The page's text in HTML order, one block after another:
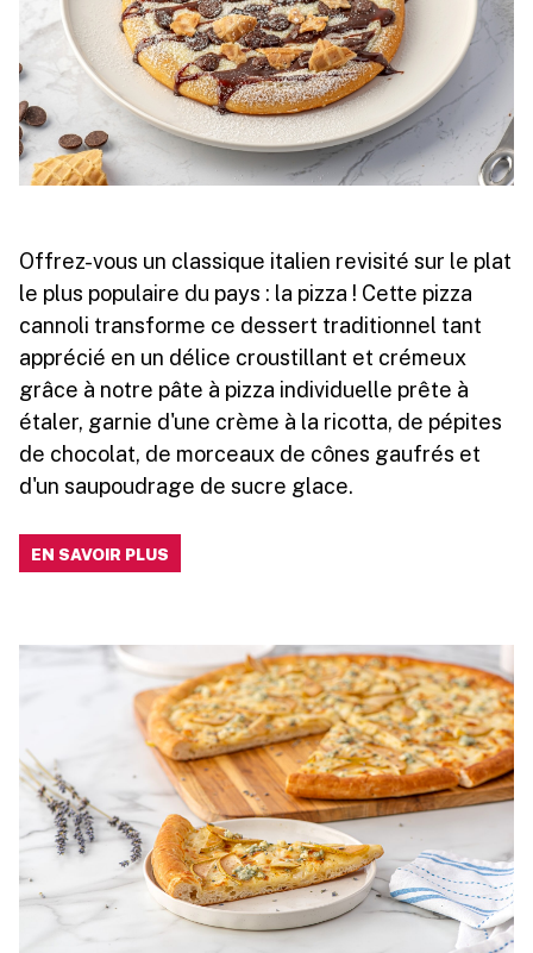
Offrez-vous un classique italien revisité sur le plat
le plus populaire du pays : la pizza ! Cette pizza
cannoli transforme ce dessert traditionnel tant
apprécié en un délice croustillant et crémeux
grâce à notre pâte à pizza individuelle prête à
étaler, garnie d'une crème à la ricotta, de pépites
de chocolat, de morceaux de cônes gaufrés et
d'un saupoudrage de sucre glace.
EN SAVOIR PLUS